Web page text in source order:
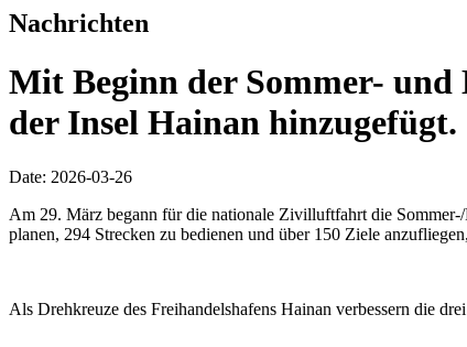
Nachrichten
Mit Beginn der Sommer- und
der Insel Hainan hinzugefügt.
Date: 2026-03-26
Am 29. März begann für die nationale Zivilluftfahrt die
planen, 294 Strecken zu bedienen und über 150 Ziele
Als Drehkreuze des Freihandelshafens Hainan verbessern die